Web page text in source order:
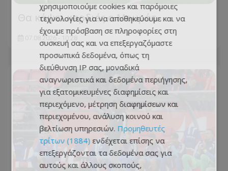
Θα κάψει καρδιές ο Μουράτ…
07.08.2026 - 10:28
χρησιμοποιούμε cookies και παρόμοιες
τεχνολογίες για να αποθηκεύουμε και να
έχουμε πρόσβαση σε πληροφορίες στη
συσκευή σας και να επεξεργαζόμαστε
προσωπικά δεδομένα, όπως τη
διεύθυνση IP σας, μοναδικά
αναγνωριστικά και δεδομένα περιήγησης,
για εξατομικευμένες διαφημίσεις και
περιεχόμενο, μέτρηση διαφημίσεων και
περιεχομένου, ανάλυση κοινού και
βελτίωση υπηρεσιών. Προμηθευτές
τρίτων (1884) ενδέχεται επίσης να
επεξεργάζονται τα δεδομένα σας για
αυτούς και άλλους σκοπούς,